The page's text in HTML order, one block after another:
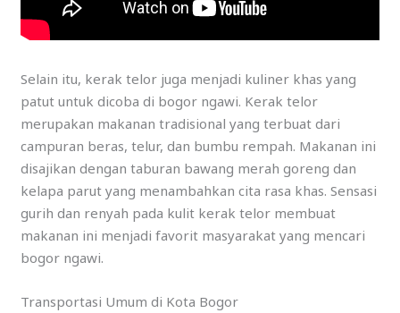
Selain itu, kerak telor juga menjadi kuliner khas yang
patut untuk dicoba di bogor ngawi. Kerak telor
merupakan makanan tradisional yang terbuat dari
campuran beras, telur, dan bumbu rempah. Makanan ini
disajikan dengan taburan bawang merah goreng dan
kelapa parut yang menambahkan cita rasa khas. Sensasi
gurih dan renyah pada kulit kerak telor membuat
makanan ini menjadi favorit masyarakat yang mencari
bogor ngawi.
Transportasi Umum di Kota Bogor